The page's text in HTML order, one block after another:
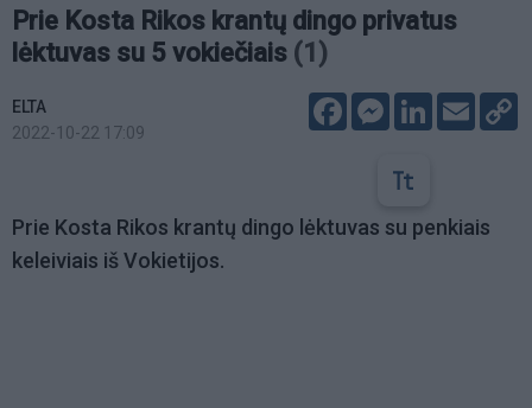
Prie Kosta Rikos krantų dingo privatus
lėktuvas su 5 vokiečiais (1)
ELTA
2022-10-22 17:09
FacebookMessenger
LinkedIn
Email
Prie Kosta Rikos krantų dingo lėktuvas su penkiais
keleiviais iš Vokietijos.